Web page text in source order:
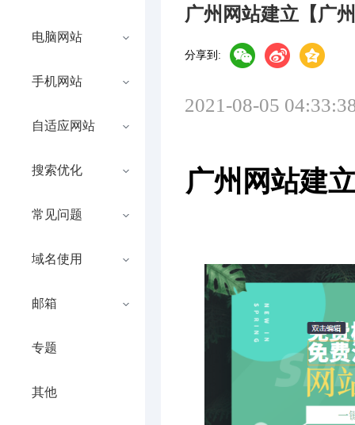
电脑网站
手机网站
自适应网站
搜索优化
常见问题
域名使用
邮箱
专题
其他
广州网站建立【广
分享到:
2021-08-05
广州网站建